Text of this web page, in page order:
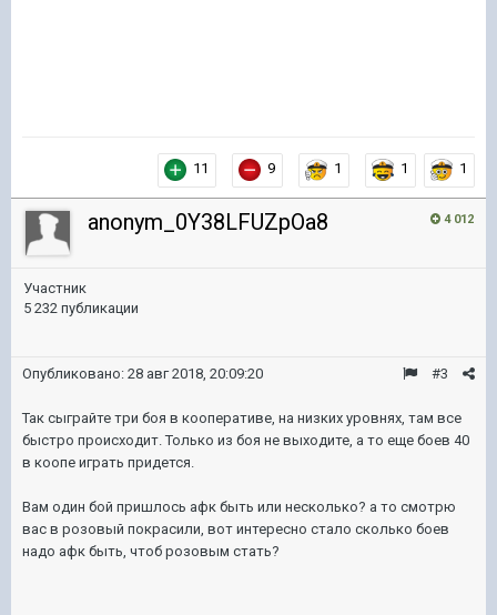
11 9 1 1 1
4 012
anonym_0Y38LFUZpOa8
Участник
5 232 публикации
#3
Опубликовано: 28 авг 2018, 20:09:20
Так сыграйте три боя в кооперативе, на низких уровнях, там все
быстро происходит. Только из боя не выходите, а то еще боев 40
в коопе играть придется.
Вам один бой пришлось афк быть или несколько? а то смотрю
вас в розовый покрасили, вот интересно стало сколько боев
надо афк быть, чтоб розовым стать?